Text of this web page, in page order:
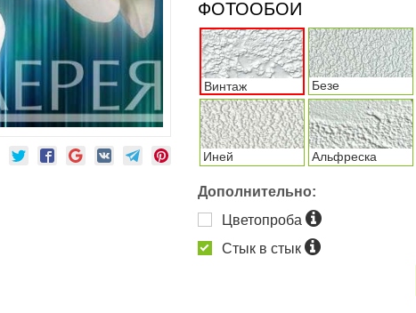
ФОТООБОИ
Винтаж Безе
Иней Альфреска
Дополнительно:
Цветопроба
Стык в стык